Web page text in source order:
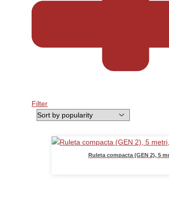
Filter
Ruleta compacta (GEN 2), 5